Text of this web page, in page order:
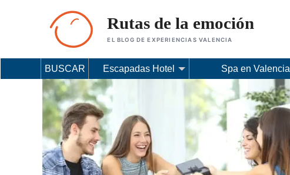
Rutas de la emoción
EL BLOG DE EXPERIENCIAS VALENCIA
BUSCAR Escapadas Hotel Spa en Valencia